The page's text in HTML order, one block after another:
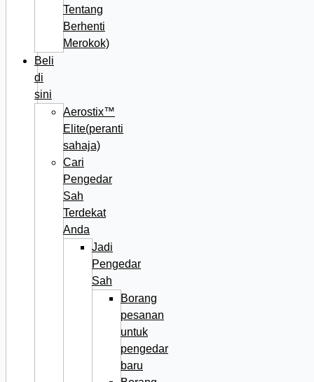
Tentang
Berhenti
Merokok)
Beli
di
sini
Aerostix™
Elite(peranti
sahaja)
Cari
Pengedar
Sah
Terdekat
Anda
Jadi
Pengedar
Sah
Borang
pesanan
untuk
pengedar
baru